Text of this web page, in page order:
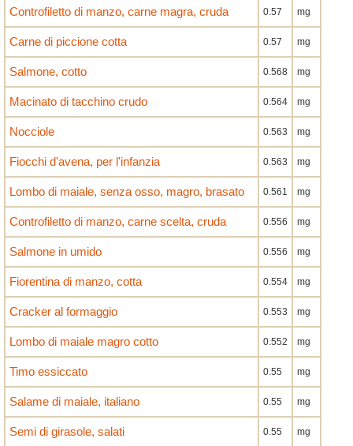
Controfiletto di manzo, carne magra, cruda 0.57 mg
Carne di piccione cotta 0.57 mg
Salmone, cotto 0.568 mg
Macinato di tacchino crudo 0.564 mg
Nocciole 0.563 mg
Fiocchi d'avena, per l'infanzia 0.563 mg
Lombo di maiale, senza osso, magro, brasato 0.561 mg
Controfiletto di manzo, carne scelta, cruda 0.556 mg
Salmone in umido 0.556 mg
Fiorentina di manzo, cotta 0.554 mg
Cracker al formaggio 0.553 mg
Lombo di maiale magro cotto 0.552 mg
Timo essiccato 0.55 mg
Salame di maiale, italiano 0.55 mg
Semi di girasole, salati 0.55 mg